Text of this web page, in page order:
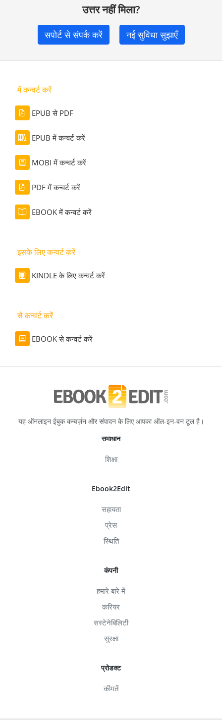
उत्तर नहीं मिला?
सपोर्ट से संपर्क करें नई सुविधा सुझाएँ
में कन्वर्ट करें
EPUB से PDF
EPUB में कन्वर्ट करें
MOBI में कन्वर्ट करें
PDF में कन्वर्ट करें
EBOOK में कन्वर्ट करें
इसके लिए कन्वर्ट करें
KINDLE के लिए कन्वर्ट करें
से कन्वर्ट करें
EBOOK से कन्वर्ट करें
यह ऑनलाइन ईबुक कन्वर्ज़न और संपादन के लिए आपका ऑल-इन-वन टूल है।
समाधान
शिक्षा
Ebook2Edit
सहायता
प्रेस
स्थिति
कंपनी
हमारे बारे में
करियर
सस्टेनेबिलिटी
सुरक्षा
प्रोडक्ट
कीमतें